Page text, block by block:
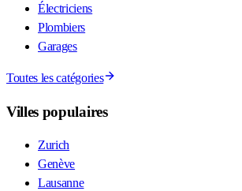
Électriciens
Plombiers
Garages
Toutes les catégories
Villes populaires
Zurich
Genève
Lausanne